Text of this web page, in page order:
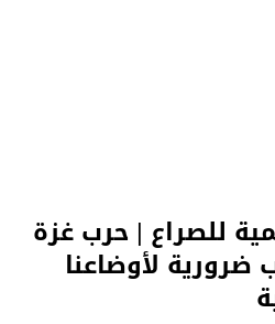
للصراع | حرب غزة
ضرورية لأوضاعنا